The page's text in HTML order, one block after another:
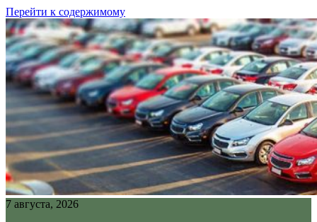
Перейти к содержимому
7 августа, 2026